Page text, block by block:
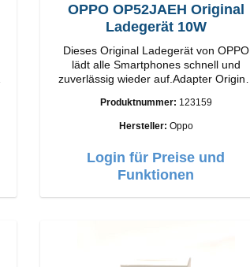
OPPO OP52JAEH Original
Ladegerät 10W
Dieses Original Ladegerät von OPPO
lädt alle Smartphones schnell und
zuverlässig wieder auf.Adapter Original
Anschlüsse: USB-A Output: 10W Farbe:
Weiss
Produktnummer: 123159
Hersteller: Oppo
Login für Preise und
Funktionen